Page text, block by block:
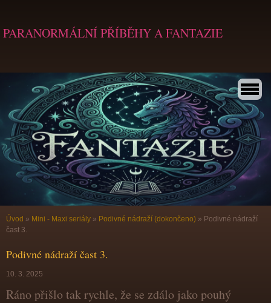
PARANORMÁLNÍ PŘÍBĚHY A FANTAZIE
Úvod » Mini - Maxi seriály » Podivné nádraží (dokončeno) » Podivné nádraží
čast 3.
Podivné nádraží čast 3.
10. 3. 2025
Ráno přišlo tak rychle, že se zdálo jako pouhý